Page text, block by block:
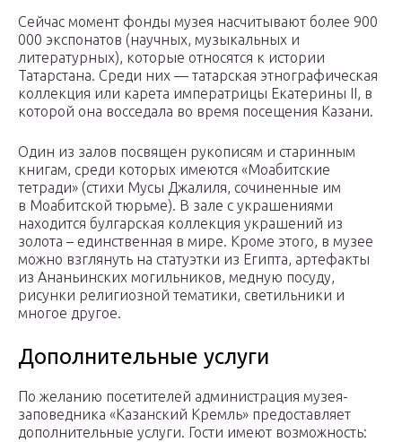
Сейчас момент фонды музея насчитывают более 900
000 экспонатов (научных, музыкальных и
литературных), которые относятся к истории
Татарстана. Среди них — татарская этнографическая
коллекция или карета императрицы Екатерины II, в
которой она восседала во время посещения Казани.
Один из залов посвящен рукописям и старинным
книгам, среди которых имеются «Моабитские
тетради» (стихи Мусы Джалиля, сочиненные им
в Моабитской тюрьме). В зале с украшениями
находится булгарская коллекция украшений из
золота – единственная в мире. Кроме этого, в музее
можно взглянуть на статуэтки из Египта, артефакты
из Ананьинских могильников, медную посуду,
рисунки религиозной тематики, светильники и
многое другое.
Дополнительные услуги
По желанию посетителей администрация музея-
заповедника «Казанский Кремль» предоставляет
дополнительные услуги. Гости имеют возможность: